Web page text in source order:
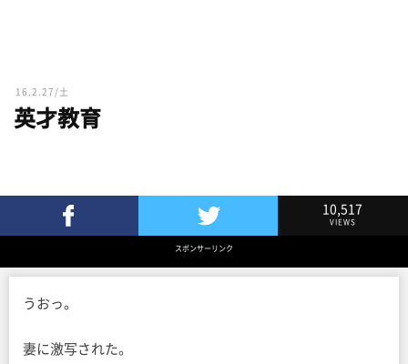
16.2.27/土
英才教育
Twitterでツイート
10,517
VIEWS
スポンサーリンク
うおっ。
妻に激写された。